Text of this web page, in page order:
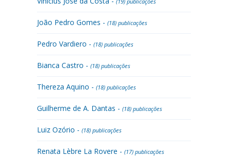
João Pedro Gomes - (18) publicações
Pedro Vardiero - (18) publicações
Bianca Castro - (18) publicações
Thereza Aquino - (18) publicações
Guilherme de A. Dantas - (18) publicações
Luiz Ozório - (18) publicações
Renata Lèbre La Rovere - (17) publicações